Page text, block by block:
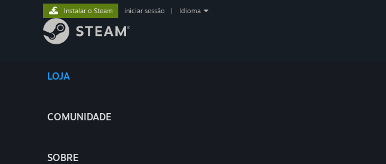
LOJA
COMUNIDADE
SOBRE
Instalar o Steam iniciar sessão Idioma